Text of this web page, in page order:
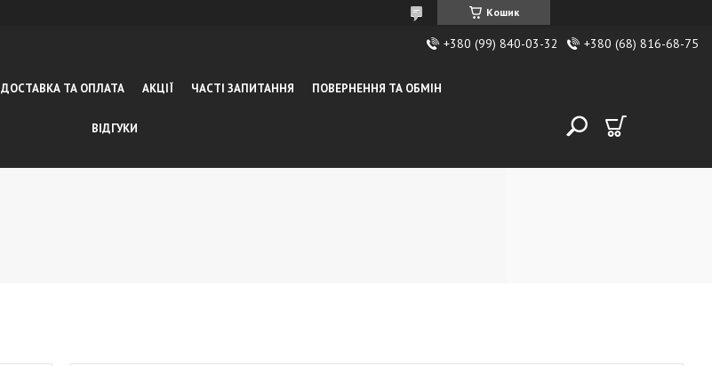
Кошик
+380 (99) 840-03-32 +380 (68) 816-68-75
ДОСТАВКА ТА ОПЛАТА АКЦІЇ ЧАСТІ ЗАПИТАННЯ ПОВЕРНЕННЯ ТА ОБМІН
ВІДГУКИ